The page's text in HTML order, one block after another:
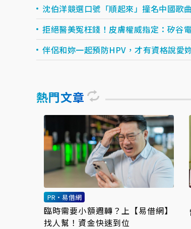
沈伯洋競選口號「順起來」撞名中國歌
拒絕醫美冤枉錢！皮膚權威指定：矽谷
伴侶和妳一起預防HPV，才有資格說愛
熱門文章
PR・易借網
臨時需要小額週轉？上【易借網】
找人幫！資金快速到位